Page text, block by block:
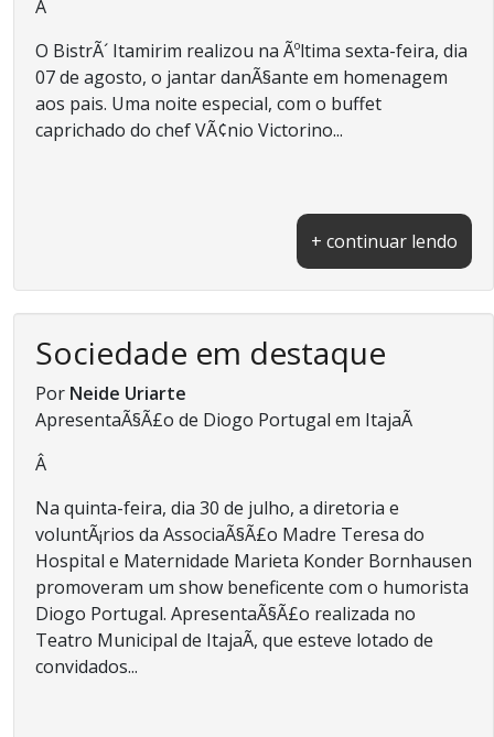
Â
O BistrÃ´ Itamirim realizou na Ãºltima sexta-feira, dia
07 de agosto, o jantar danÃ§ante em homenagem
aos pais. Uma noite especial, com o buffet
caprichado do chef VÃ¢nio Victorino...
+ continuar lendo
Sociedade em destaque
Por Neide Uriarte
ApresentaÃ§Ã£o de Diogo Portugal em ItajaÃ­
Â
Na quinta-feira, dia 30 de julho, a diretoria e
voluntÃ¡rios da AssociaÃ§Ã£o Madre Teresa do
Hospital e Maternidade Marieta Konder Bornhausen
promoveram um show beneficente com o humorista
Diogo Portugal. ApresentaÃ§Ã£o realizada no
Teatro Municipal de ItajaÃ­, que esteve lotado de
convidados...